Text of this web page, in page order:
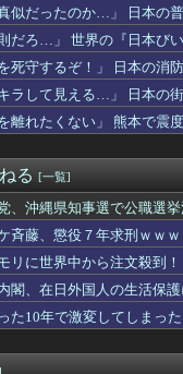
爆発の原因は漏れた液化
が完全に逆転してしまっ
30回くらい逝きまくる女
仲良いんだな
ス5｣などAIが指示なくサ
ことができないと判断し
人女性インフルエンサー
定の作り込みが半端じゃ
たら「じゃあ次はこれ」
した模様、UEFA側の逆
た列車とトラックの衝突
ん、恥ずかしいPVを発表
に3位ヤクルトまで3G差←
とないだろｗ」住民「そ
原因に 6割超が「人生の
城デニーと書かれた横断
殺到、１兆５０００億円
似だったのか…」 日本の
だろ…」 世界の『日本び
死守するぞ！」 日本の消
ラして見える…」 日本の
離れたくない」 熊本で震
る [一覧]
、沖縄県知事選で公職選
斉藤、懲役７年求刑ｗｗ
リに世界中から注文殺到
閣、在日外国人の生活保
た10年で激変してしまっ